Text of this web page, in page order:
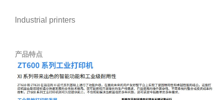
Industrial printers
产品特点